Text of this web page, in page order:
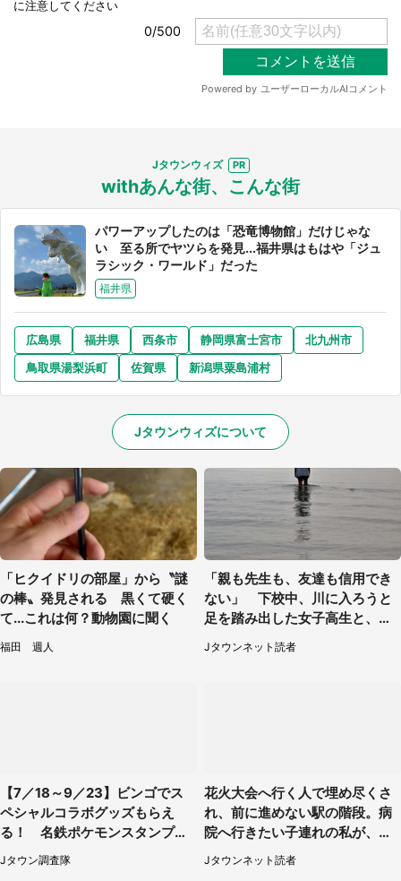
Jタウンウィズ
withあんな街、こんな街
パワーアップしたのは「恐竜博物館」だけじゃな
い 至る所でヤツらを発見...福井県はもはや「ジュ
ラシック・ワールド」だった
福井県
広島県 福井県 西条市 静岡県富士宮市
北九州市
鳥取県湯梨浜町
佐賀県 新潟県粟島浦村
Jタウンウィズについて
「ヒクイドリの部屋」から〝謎
の棒〟発見される 黒くて硬く
て...これは何？動物園に聞く
福田 週人
「親も先生も、友達も信用でき
ない」 下校中、川に入ろうと
足を踏み出した女子高生と、彼
女を止めた予想外の存在
Jタウンネット読者
【7／18～9／23】ビンゴでス
ペシャルコラボグッズもらえ
る！ 名鉄ポケモンスタンプラ
リー2026
Jタウン調査隊
花火大会へ行く人で埋め尽くさ
れ、前に進めない駅の階段。病
院へ行きたい子連れの私が、ス
タッフに事情を説明すると...
（埼玉県・女性）
Jタウンネット読者